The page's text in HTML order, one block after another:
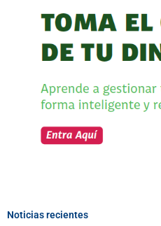
Noticias recientes